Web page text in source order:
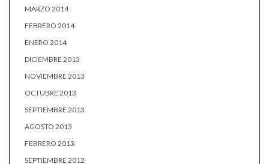
MARZO 2014
FEBRERO 2014
ENERO 2014
DICIEMBRE 2013
NOVIEMBRE 2013
OCTUBRE 2013
SEPTIEMBRE 2013
AGOSTO 2013
FEBRERO 2013
SEPTIEMBRE 2012